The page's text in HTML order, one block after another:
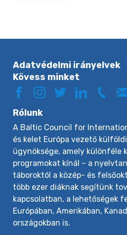
Adatvédelmi irányelvek
Kövess minket
Rólunk
A Baltic Council for
és kelet Európa vezető
ügynöksége, amely különféle
programokat kínál – a
táboroktól a közép- és
több ezer diáknak segítünk
kapcsolatban, a lehetőségek
Európában, Amerikában,
országokban is.